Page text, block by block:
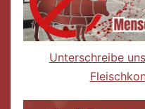
Unterschreibe